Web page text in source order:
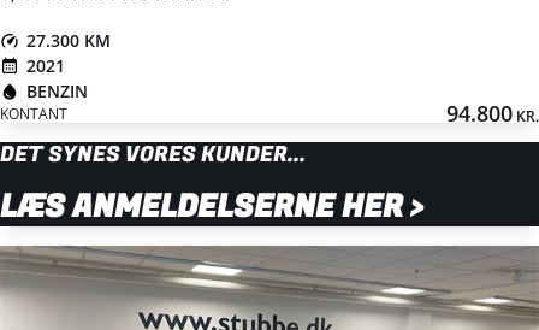
27.300 KM
2021
BENZIN
KONTANT 94.800 KR.
DET SYNES VORES KUNDER...
LÆS ANMELDELSERNE HER >